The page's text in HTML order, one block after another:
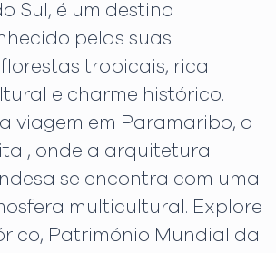
Sul, é um destino
pelas suas
tropicais, rica
e charme histórico.
viagem em Paramaribo, a
onde a arquitetura
se encontra com uma
multicultural. Explore
Património Mundial da